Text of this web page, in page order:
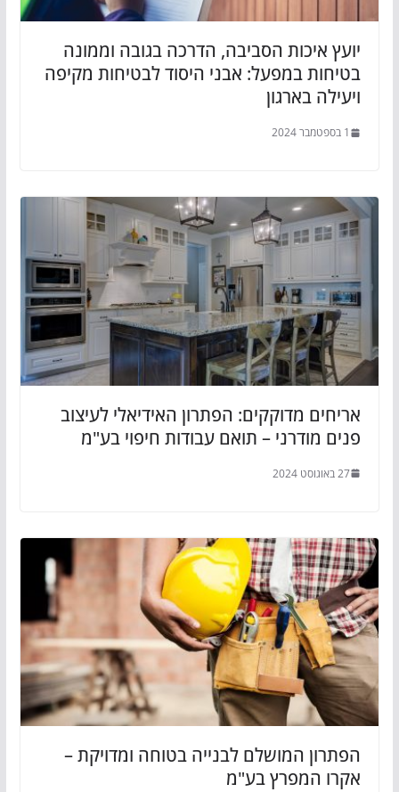
יועץ איכות הסביבה, הדרכה בגובה וממונה
בטיחות במפעל: אבני היסוד לבטיחות מקיפה
ויעילה בארגון
1 בספטמבר 2024
אריחים מדוקקים: הפתרון האידיאלי לעיצוב
פנים מודרני – תואם עבודות חיפוי בע"מ
27 באוגוסט 2024
הפתרון המושלם לבנייה בטוחה ומדויקת –
אקרו המפרץ בע"מ